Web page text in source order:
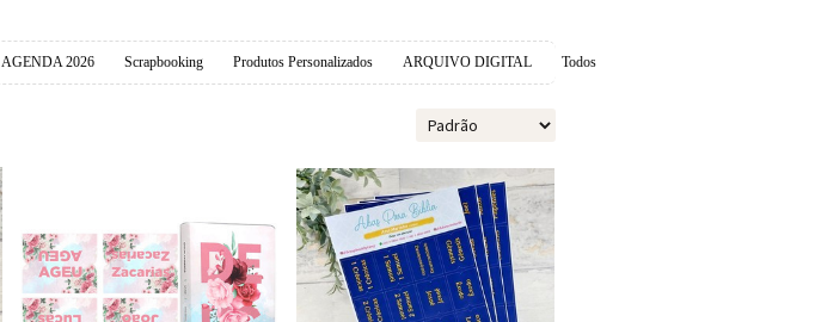
AGENDA 2026 Scrapbooking Produtos Personalizados ARQUIVO DIGITAL Todos